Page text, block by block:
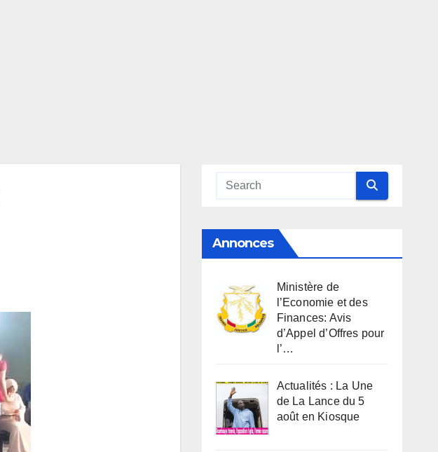
Annonces
Ministère de
l’Economie et des
Finances: Avis
d’Appel d’Offres pour
l’…
Actualités : La Une
de La Lance du 5
août en Kiosque